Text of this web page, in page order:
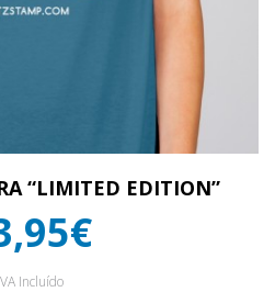
“LIMITED EDITION”
Incluído